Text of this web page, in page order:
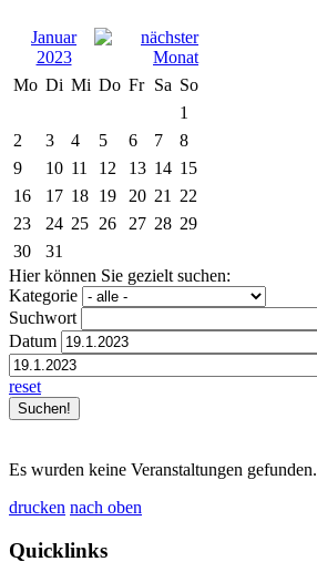
Januar
2023
Mo Di Mi Do Fr Sa So
1
2
3 4 5 6 7
8
9
10 11 12 13 14 15
16
17 18 19 20 21
22
23
24 25 26 27 28 29
30
31
Hier können Sie gezielt suchen:
Kategorie
Suchwort
Datum
reset
Es wurden keine Veranstaltungen gefunden.
drucken nach oben
Quicklinks